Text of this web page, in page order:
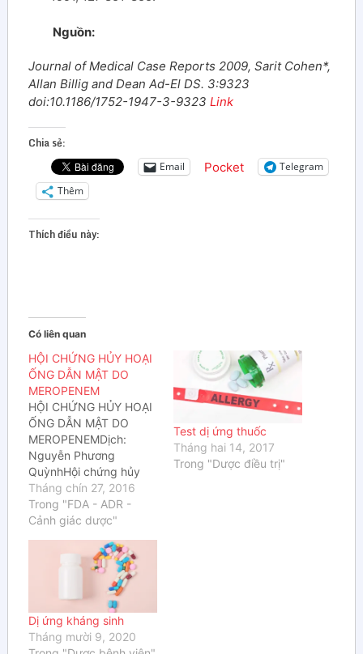
Nguồn:
Journal of Medical Case Reports 2009, Sarit Cohen*,
Allan Billig and Dean Ad-El DS. 3:9323
doi:10.1186/1752-1947-3-9323 Link
Chia sẻ:
Email Pocket
Telegram
Thêm
Thích điều này:
Có liên quan
HỘI CHỨNG HỦY HOẠI
ỐNG DẪN MẬT DO
MEROPENEM
HỘI CHỨNG HỦY HOẠI
ỐNG DẪN MẬT DO
MEROPENEMDịch:
Nguyễn Phương
QuỳnhHội chứng hủy
hoại ống dẫn mật
(Vanishing bile duct
syndrome – VBDS) là
gặp nhưng tiềm ẩn
nguy cơ gây tử vong do
phá hủy các ống dẫn
mật nhỏ nằm bên
trong…
Tháng chín 27, 2016
Trong "FDA - ADR -
Cảnh giác dược"
Test dị ứng thuốc
Tháng hai 14, 2017
Trong "Dược điều trị"
Dị ứng kháng sinh
Tháng mười 9, 2020